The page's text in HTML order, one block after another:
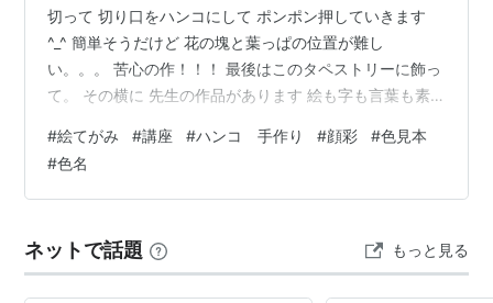
切って 切り口をハンコにして ポンポン押していきます
^_^ 簡単そうだけど 花の塊と葉っぱの位置が難し
い。。。 苦心の作！！！ 最後はこのタペストリーに飾っ
て。 その横に 先生の作品があります 絵も字も言葉も素
濃い色、中間色、薄い色と 塗り分けていきました これ
で、色使いの魔法師になれるかしら！？ それと、墨の色
の使い分け！ 濃い色は、魚や物 薄い色は、お花や優しい
に、教えてあげました (余計なお世話！？だったかな^_^)
…
#絵てがみ #講座 #ハンコ 手作り #顔彩 #色見本
#色名
ネットで話題 もっと見る